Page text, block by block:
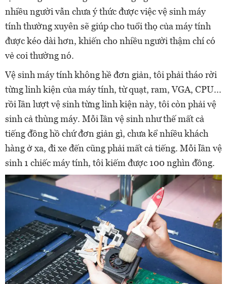
nhiều người vẫn chưa ý thức được việc vệ sinh máy
tính thường xuyên sẽ giúp cho tuổi thọ của máy tính
được kéo dài hơn, khiến cho nhiều người thậm chí có
vẻ coi thường nó.
Vệ sinh máy tính không hề đơn giản, tôi phải tháo rời
từng linh kiện của máy tính, từ quạt, ram, VGA, CPU...
rồi lần lượt vệ sinh từng linh kiện này, tôi còn phải vệ
sinh cả thùng máy. Mỗi lần vệ sinh như thế mất cả
tiếng đồng hồ chứ đơn giản gì, chưa kể nhiều khách
hàng ở xa, đi xe đến cũng phải mất cả tiếng. Mỗi lần vệ
sinh 1 chiếc máy tính, tôi kiếm được 100 nghìn đồng.